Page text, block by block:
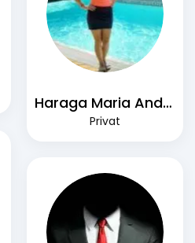
Haraga Maria Andreea
Privat